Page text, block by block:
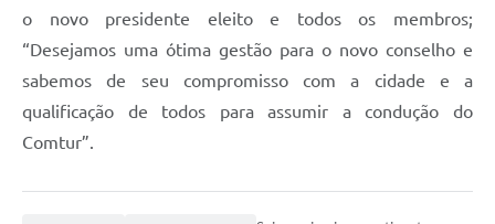
o novo presidente eleito e todos os membros;
“Desejamos uma ótima gestão para o novo conselho e
sabemos de seu compromisso com a cidade e a
qualificação de todos para assumir a condução do
Comtur”.